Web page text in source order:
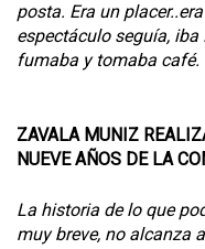
posta. Era un
espectáculo seguía,
fumaba y tomaba café.
ZAVALA MUNIZ
NUEVE AÑOS DE LA
La historia de lo que
muy breve, no alcanza